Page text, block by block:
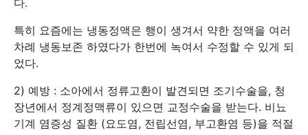
다.
특히 요즘에는 냉동정액은 행이 생겨서 약한 정액을 여러
차례 냉동보존 하였다가 한번에 녹여서 수정할 수 있게 되
었다.
2) 예방 : 소아에서 정류고환이 발견되면 조기수술을, 청
장년에서 정계정맥류이 있으면 교정수술을 받는다. 비뇨
기계 염증성 질환 (요도염, 전립선염, 부고환염 등)을 적절